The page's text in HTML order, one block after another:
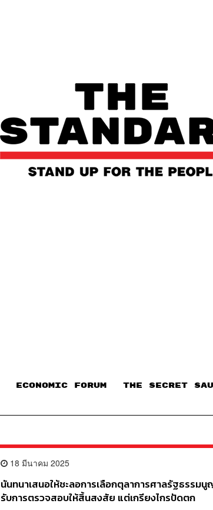
ECONOMIC FORUM THE SECRET
18 มีนาคม 2025
นันทนาเสนอให้ชะลอการเลือกตุลาการศาลรัฐธรรมนู
รับการตรวจสอบให้สิ้นสงสัย แต่เกรียงไกรปัดตก